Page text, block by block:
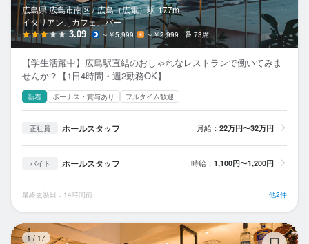
広島県 広島市南区 / 広島（広電）駅 177m
イタリアン、カフェ、バー
3.09 ～￥5,999 ～￥2,999 73席
【学生活躍中】広島駅直結のおしゃれなレストランで働いてみま
せんか？【1日4時間・週2勤務OK】
新着 ボーナス・賞与あり フルタイム歓迎
正社員 ホールスタッフ 月給： 22万円〜32万円
バイト ホールスタッフ 時給： 1,100円〜1,200円
最終更新日：14時間前 他2件
1 / 17